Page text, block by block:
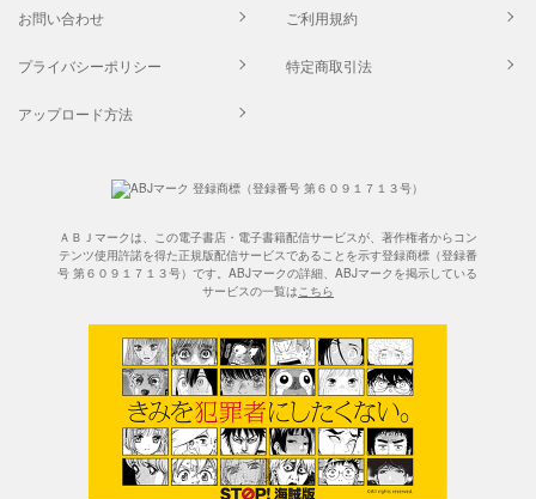
お問い合わせ ご利用規約
プライバシーポリシー 特定商取引法
アップロード方法
ＡＢＪマークは、この電子書店・電子書籍配信サービスが、著作権者からコン
テンツ使用許諾を得た正規版配信サービスであることを示す登録商標（登録番
号 第６０９１７１３号）です。ABJマークの詳細、ABJマークを掲示している
サービスの一覧はこちら